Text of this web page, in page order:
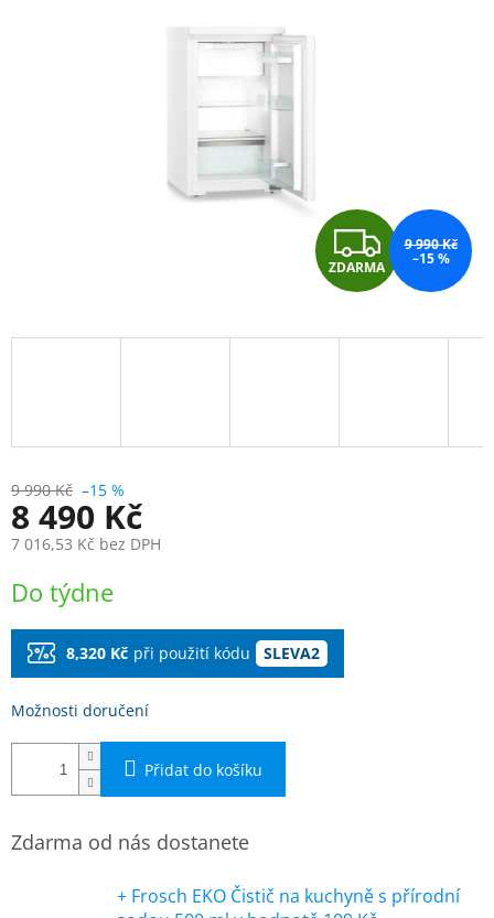
Z
D
A
ZDARMA
9 990 Kč
–15 %
9 990 Kč –15 %
8 490 Kč
7 016,53 Kč bez DPH
cena:
Do týdne
8,320 Kč při použití kódu SLEVA2
Možnosti doručení
Přidat do košíku
Zdarma od nás dostanete
+ Frosch EKO Čistič na kuchyně s přírodní